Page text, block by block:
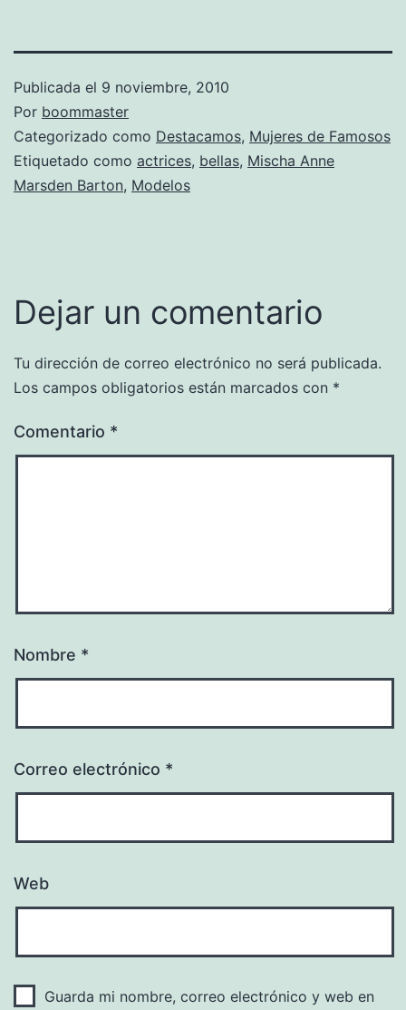
Publicada el 9 noviembre, 2010
Por boommaster
Categorizado como Destacamos, Mujeres de Famosos
Etiquetado como actrices, bellas, Mischa Anne
Marsden Barton, Modelos
Dejar un comentario
Tu dirección de correo electrónico no será publicada.
Los campos obligatorios están marcados con *
Comentario *
Nombre *
Correo electrónico *
Web
Guarda mi nombre, correo electrónico y web en